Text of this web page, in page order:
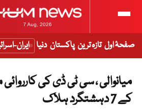
7 Aug, 2026
صفحۂ اول تازہ ترین پاکستان دنیا ایران-
میانوالی ، سی ٹی ڈی کی کارروائی
کے 7 دہشتگرد ہلاک